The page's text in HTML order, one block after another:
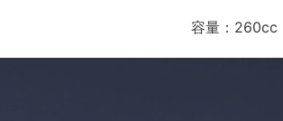
容量：260cc